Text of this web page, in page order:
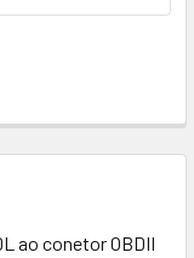
ao conetor OBDII